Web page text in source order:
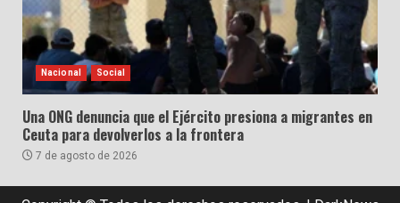
Nacional Social
Una ONG denuncia que el Ejército presiona a migrantes en
Ceuta para devolverlos a la frontera
7 de agosto de 2026